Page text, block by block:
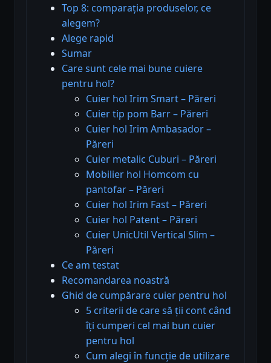
Top 8: comparația produselor, ce
alegem?
Alege rapid
Sumar
Care sunt cele mai bune cuiere
pentru hol?
Cuier hol Irim Smart – Păreri
Cuier tip pom Barr – Păreri
Cuier hol Irim Ambasador –
Păreri
Cuier metalic Cuburi – Păreri
Mobilier hol Homcom cu
pantofar – Păreri
Cuier hol Irim Fast – Păreri
Cuier hol Patent – Păreri
Cuier UnicUtil Vertical Slim –
Păreri
Ce am testat
Recomandarea noastră
Ghid de cumpărare cuier pentru hol
5 criterii de care să ții cont când
îți cumperi cel mai bun cuier
pentru hol
Cum alegi în funcție de utilizare